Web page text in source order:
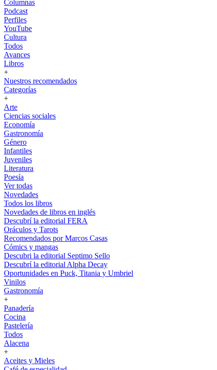
Columnas
Podcast
Perfiles
YouTube
Cultura
Todos
Avances
Libros
+
Nuestros recomendados
Categorías
+
Arte
Ciencias sociales
Economía
Gastronomía
Género
Infantiles
Juveniles
Literatura
Poesía
Ver todas
Novedades
Todos los libros
Novedades de libros en inglés
Descubrí la editorial FERA
Oráculos y Tarots
Recomendados por Marcos Casas
Cómics y mangas
Descubri la editorial Septimo Sello
Descubrí la editorial Alpha Decay
Oportunidades en Puck, Titania y Umbriel
Vinilos
Gastronomía
+
Panadería
Cocina
Pastelería
Todos
Alacena
+
Aceites y Mieles